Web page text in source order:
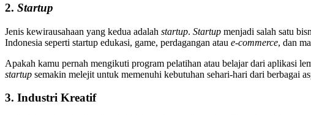
2. Startup
Jenis kewirausahaan yang kedua adalah startup. Startup menjadi salah satu
Indonesia seperti startup edukasi, game, perdagangan atau e-commerce, dan
Apakah kamu pernah mengikuti program pelatihan atau belajar dari aplikasi
startup semakin melejit untuk memenuhi kebutuhan sehari-hari dari berbagai
3. Industri Kreatif